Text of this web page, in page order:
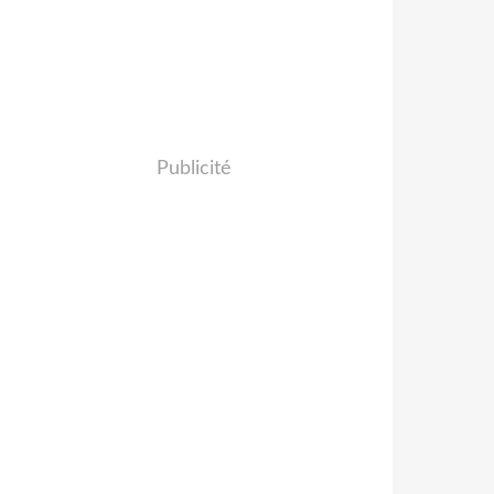
Publicité